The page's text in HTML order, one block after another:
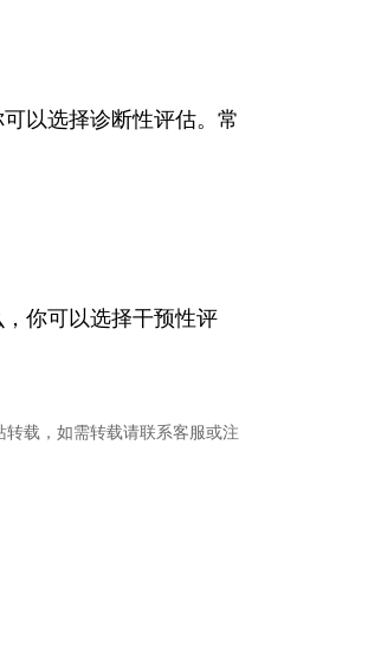
以选择诊断性评估。常
你可以选择干预性评
载，如需转载请联系客服或注